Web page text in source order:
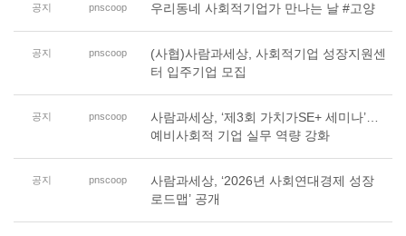
공지 pnscoop 우리동네 사회적기업가 만나는 날 #고양
공지 pnscoop
(사협)사람과세상, 사회적기업 성장지원센
터 입주기업 모집
공지 pnscoop
사람과세상, ‘제3회 가치가SE+ 세미나’…
예비사회적 기업 실무 역량 강화
공지 pnscoop
사람과세상, ‘2026년 사회연대경제 성장
로드맵’ 공개